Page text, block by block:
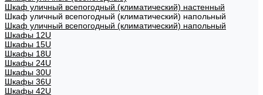
Шкаф уличный всепогодный (климатический) настенный
Шкаф уличный всепогодный (климатический) напольный
Шкаф уличный всепогодный (климатический) напольный
Шкафы 12U
Шкафы 15U
Шкафы 18U
Шкафы 24U
Шкафы 30U
Шкафы 36U
Шкафы 42U